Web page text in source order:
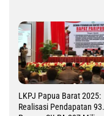
LKPJ Papua Barat 2025:
Realisasi Pendapatan